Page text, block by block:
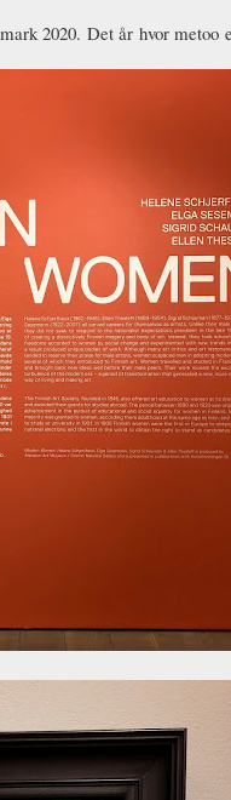
2020. Det år hvor metoo